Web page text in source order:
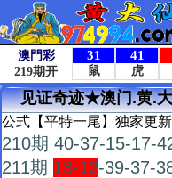
见证奇迹★澳门.黄.
公式【平特一尾】独家更新
210期 40-37-15-17-
211期 13-12-39-37-